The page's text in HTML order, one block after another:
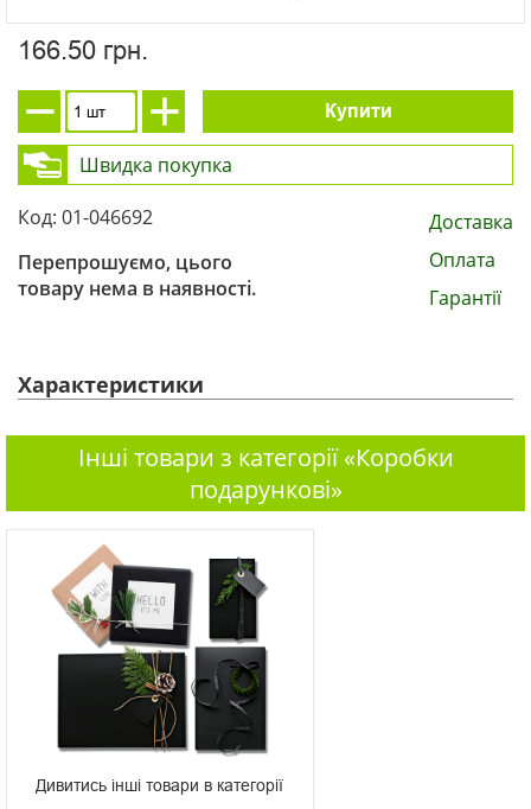
166.50 грн.
Купити
Швидка покупка
Код: 01-046692
Перепрошуємо, цього
товару нема в наявності.
Доставка
Оплата
Гарантії
Характеристики
Інші товари з категорії «Коробки
подарункові»
Дивитись інші товари в категорії